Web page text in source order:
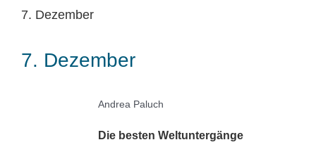
7. Dezember
7. Dezember
Andrea Paluch
Die besten Weltuntergänge